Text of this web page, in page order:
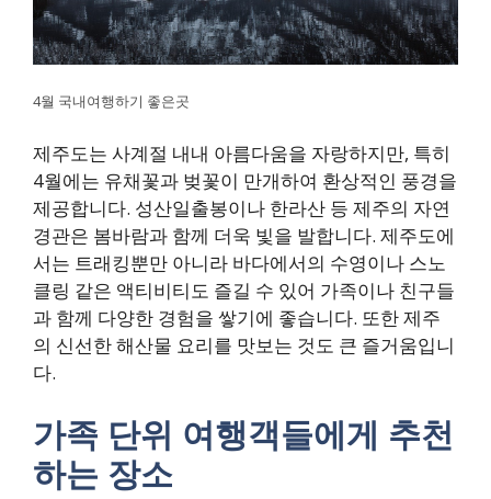
4월 국내여행하기 좋은곳
제주도는 사계절 내내 아름다움을 자랑하지만, 특히
4월에는 유채꽃과 벚꽃이 만개하여 환상적인 풍경을
제공합니다. 성산일출봉이나 한라산 등 제주의 자연
경관은 봄바람과 함께 더욱 빛을 발합니다. 제주도에
서는 트래킹뿐만 아니라 바다에서의 수영이나 스노
클링 같은 액티비티도 즐길 수 있어 가족이나 친구들
과 함께 다양한 경험을 쌓기에 좋습니다. 또한 제주
의 신선한 해산물 요리를 맛보는 것도 큰 즐거움입니
다.
가족 단위 여행객들에게 추천
하는 장소